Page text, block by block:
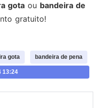
gota ou bandeira de
gratuito!
gota bandeira de pena
13:24